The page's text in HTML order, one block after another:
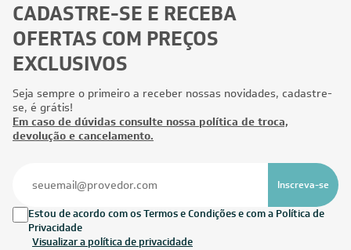
CADASTRE-SE E RECEBA
OFERTAS COM PREÇOS
EXCLUSIVOS
Seja sempre o primeiro a receber nossas novidades, cadastre-
se, é grátis!
Em caso de dúvidas consulte nossa política de troca,
devolução e cancelamento.
Inscreva-se
Estou de acordo com os Termos e Condições e com a Política de
Privacidade
Visualizar a política de privacidade